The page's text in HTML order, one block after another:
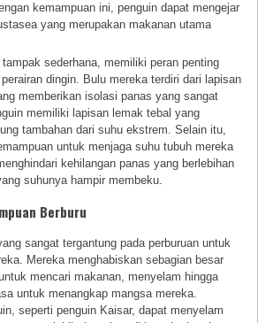
kemampuan ini, penguin dapat mengejar
yang merupakan makanan utama
sederhana, memiliki peran penting
dingin. Bulu mereka terdiri dari lapisan
memberikan isolasi panas yang sangat
memiliki lapisan lemak tebal yang
tambahan dari suhu ekstrem. Selain itu,
untuk menjaga suhu tubuh mereka
kehilangan panas yang berlebihan
suhunya hampir membeku.
Berburu
sangat tergantung pada perburuan untuk
Mereka menghabiskan sebagian besar
mencari makanan, menyelam hingga
untuk menangkap mangsa mereka.
seperti penguin Kaisar, dapat menyelam